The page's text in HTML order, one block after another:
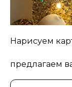
Нарисуем
предлагаем